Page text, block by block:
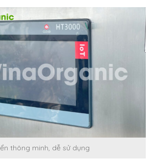
thông minh, dễ sử dụng